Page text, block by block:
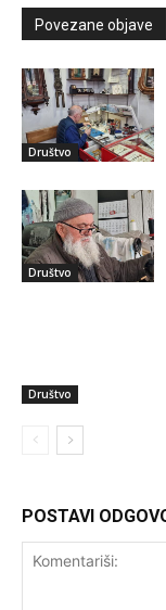
Povezane objave
Društvo
Društvo
Društvo
POSTAVI